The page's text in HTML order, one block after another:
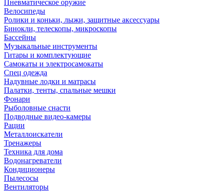
Пневматическое оружие
Велосипеды
Ролики и коньки, лыжи, защитные аксессуары
Бинокли, телескопы, микроскопы
Бассейны
Музыкальные инструменты
Гитары и комплектующие
Самокаты и электросамокаты
Спец одежда
Надувные лодки и матрасы
Палатки, тенты, спальные мешки
Фонари
Рыболовные снасти
Подводные видео-камеры
Рации
Металлоискатели
Тренажеры
Техника для дома
Водонагреватели
Кондиционеры
Пылесосы
Вентиляторы